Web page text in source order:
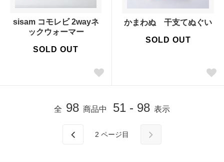
sisam コモレビ 2wayネ
ックウォーマー
SOLD OUT
かまわぬ 干支てぬぐい
SOLD OUT
全 98 商品中 51 - 98 表示
2 ページ目